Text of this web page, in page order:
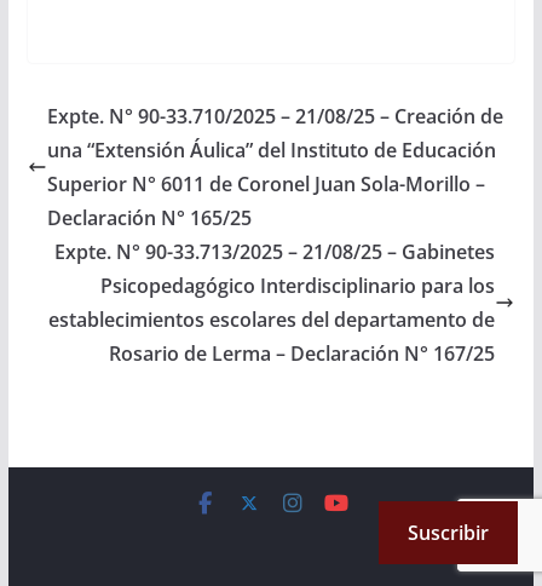
en Rosario de Lerma,
en el Centro Cultural
Lerma, departamento
Rosario…
Expte. N° 90-33.710/2025 – 21/08/25 – Creación de
una “Extensión Áulica” del Instituto de Educación
Superior N° 6011 de Coronel Juan Sola-Morillo –
Declaración N° 165/25
Expte. N° 90-33.713/2025 – 21/08/25 – Gabinetes
Psicopedagógico Interdisciplinario para los
establecimientos escolares del departamento de
Rosario de Lerma – Declaración N° 167/25
. All rights reserved.
by ThemeGrill. Powered byWordPress.
Suscribir